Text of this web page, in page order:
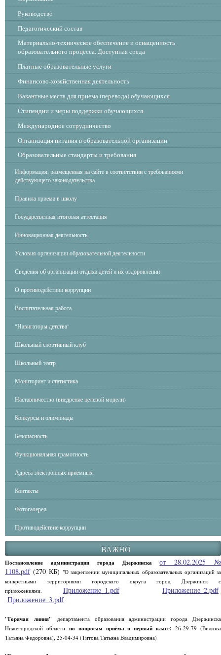
Руководство
Педагогический состав
Материально-техническое обеспечение и оснащенность
образовательного процесса. Доступная среда
Платные образовательные услуги
Финансово-хозяйственная деятельность
Вакантные места для приема (перевода) обучающихся
Стипендии и меры поддержки обучающихся
Международное сотрудничество
Организация питания в образовательной организации
Образовательные стандарты и требования
Информация, размещенная на сайте в соответствии с требованиями
действующего законодательства
Правила приема в школу
Государственная итоговая аттестация
Инновационная деятельность
Условия организации образовательной деятельности
Сведения об организации отдыха детей и их оздоровлении
О противодействии коррупции
Воспитательная работа
"Навигаторы детства"
Школьный спортивный клуб
Школьный театр
Мониторинг и статистика
Наставничество (внедрение целевой модели)
Конкурсы и олимпиады
Безопасность
Функциональная грамотность
Адреса электронных приемных
Контакты
Фотогалерея
Противодействие коррупции
ВАЖНО
Постановление администрации города Дзержинскаот 28.02.2025 №
1108.pdf(270 КБ) "О закреплении муниципальных образовательных организаций за
конкретными территориями городского округа город Дзержинск с
приложениями. Приложение_1.pdf
Приложение_2.pdf
Приложение_3.pdf
"Горячая линия" департамента образования администрации города Дзержинска
Нижегородской области по вопросам приёма в первый класс: 26-29-79 (Вилкова
Татьяна Федоровна), 25-04-34 (Титова Татьяна Владимировна)